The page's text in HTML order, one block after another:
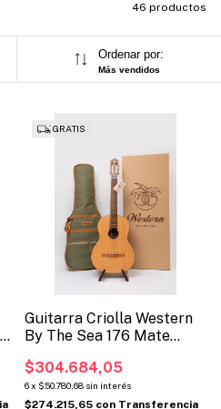
46 productos
Ordenar por:
Más vendidos
GRATIS
Guitarra Criolla Western
By The Sea 176 Mate
$304.684,05
6x $50.780,68 sin interés
$274.215,65 con Transferencia